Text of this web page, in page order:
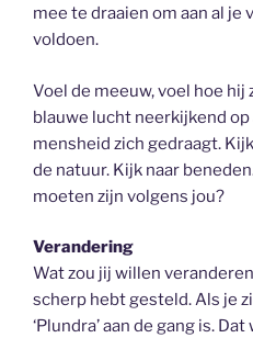
mee te draaien om aan al
voldoen.
Voel de meeuw, voel hoe
blauwe lucht neerkijkend op
mensheid zich gedraagt.
de natuur. Kijk naar
moeten zijn volgens jou?
Verandering
Wat zou jij willen
scherp hebt gesteld. Als je
‘Plundra’ aan de gang is.